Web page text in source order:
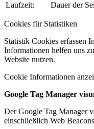
Laufzeit:
Dauer der
Cookies für Statistiken
Statistik Cookies erfassen
Informationen helfen uns
Website nutzen.
Cookie Informationen
Google Tag Manager
Der Google Tag Manager
einschließlich Web